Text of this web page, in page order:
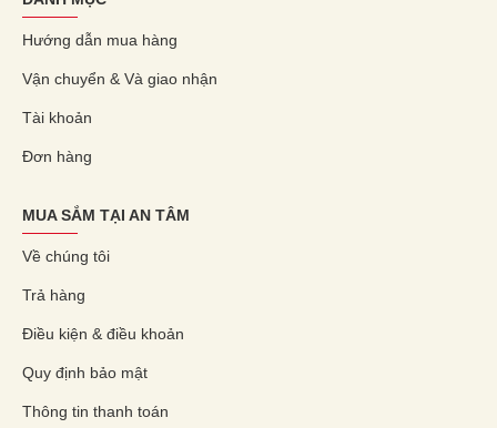
Hướng dẫn mua hàng
Vận chuyển & Và giao nhận
Tài khoản
Đơn hàng
MUA SẮM TẠI AN TÂM
Về chúng tôi
Trả hàng
Điều kiện & điều khoản
Quy định bảo mật
Thông tin thanh toán